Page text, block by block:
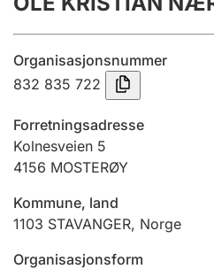
Årsregnskap
Innsending og
Jeger
Ektepaktveileder
Organisasjonsnummer
832 835 722
Forretningsadresse
Kolnesveien 5
4156 MOSTERØY
Kommune, land
1103 STAVANGER, Norge
Organisasjonsform